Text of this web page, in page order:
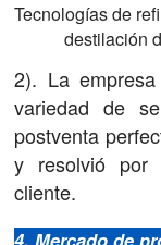
Tecnologías de
destilación
2). La
variedad de
postventa
y resolvió por
cliente.